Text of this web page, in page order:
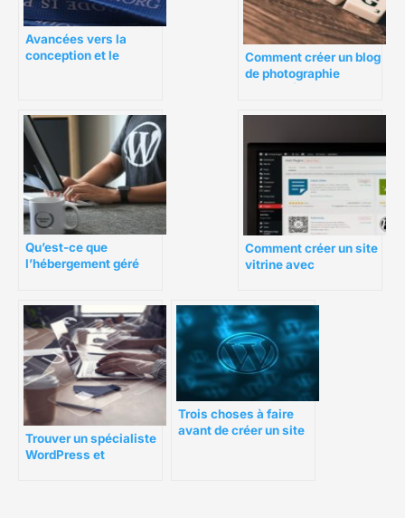
Avancées vers la
conception et le
Comment créer un blog
de photographie
Qu’est-ce que
l’hébergement géré
Comment créer un site
vitrine avec
Trouver un spécialiste
WordPress et
Trois choses à faire
avant de créer un site